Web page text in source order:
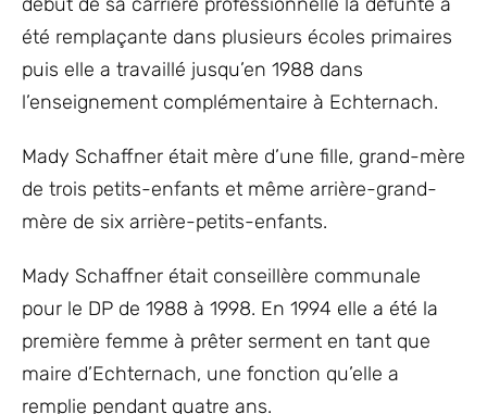
été remplaçante dans plusieurs écoles primaires
puis elle a travaillé jusqu’en 1988 dans
l’enseignement complémentaire à Echternach.
Mady Schaffner était mère d’une fille, grand-mère
de trois petits-enfants et même arrière-grand-
mère de six arrière-petits-enfants.
Mady Schaffner était conseillère communale
pour le DP de 1988 à 1998. En 1994 elle a été la
première femme à prêter serment en tant que
maire d’Echternach, une fonction qu’elle a
remplie pendant quatre ans.